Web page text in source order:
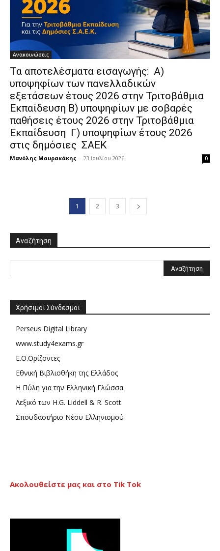
Ανακοινώσεις
Τα αποτελέσματα εισαγωγής: Α)
υποψηφίων των πανελλαδικών
εξετάσεων έτους 2026 στην Τριτοβάθμια
Εκπαίδευση Β) υποψηφίων με σοβαρές
παθήσεις έτους 2026 στην Τριτοβάθμια
Εκπαίδευση Γ) υποψηφίων έτους 2026
στις δημόσιες ΣΑΕΚ
Μανόλης Μαυρακάκης - 23 Ιουλίου 2026 0
1 2 3
Αναζήτηση
Χρήσιμοι Σύνδεσμοι
Perseus Digital Library
www.study4exams.gr
Ε.Ο.Ορίζοντες
Εθνική Βιβλιοθήκη της Ελλάδος
Η Πύλη για την Ελληνική Γλώσσα
Λεξικό των H.G. Liddell & R. Scott
Σπουδαστήριο Νέου Ελληνισμού
Ακολουθείστε μας και στο Tik Tok